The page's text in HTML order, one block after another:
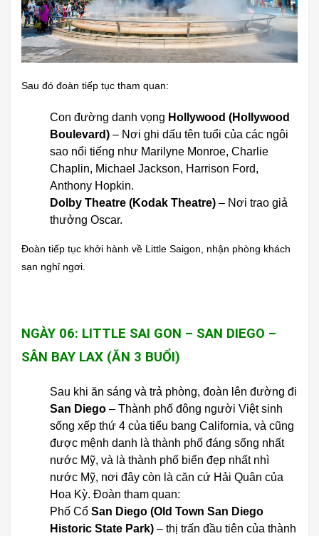
Sau đó đoàn tiếp tục tham quan:
Con đường danh vọng Hollywood (Hollywood
Boulevard) – Nơi ghi dấu tên tuổi của các ngôi
sao nổi tiếng như Marilyne Monroe, Charlie
Chaplin, Michael Jackson, Harrison Ford,
Anthony Hopkin.
Dolby Theatre (Kodak Theatre) – Nơi trao giả
thưởng Oscar.
Đoàn tiếp tục khởi hành về Little Saigon, nhận phòng khách
sạn nghỉ ngơi.
NGÀY 06: LITTLE SAI GON – SAN DIEGO –
SÂN BAY LAX (ĂN 3 BUỔI)
Sau khi ăn sáng và trả phòng, đoàn lên đường đi
San Diego – Thành phố đông người Việt sinh
sống xếp thứ 4 của tiểu bang California, và cũng
được mệnh danh là thành phố đáng sống nhất
nước Mỹ, và là thành phố biển đẹp nhất nhì
nước Mỹ, nơi đây còn là căn cứ Hải Quân của
Hoa Kỳ. Đoàn tham quan:
Phố Cổ San Diego (Old Town San Diego
Historic State Park) – thị trấn đầu tiên của thành